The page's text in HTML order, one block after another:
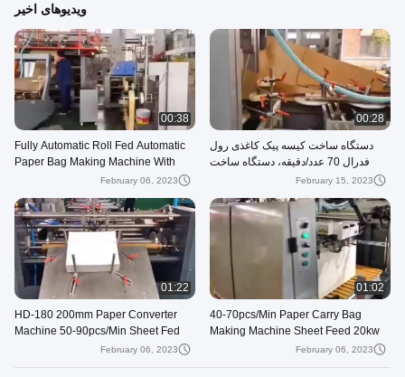
ویدیوهای اخیر
00:28
دستگاه ساخت کیسه پیک کاغذی رول
فدرال 70 عدد/دقیقه، دستگاه ساخت
کیسه پستی 80-250 میلی متر
February 15, 2023
00:38
Fully Automatic Roll Fed Automatic
Paper Bag Making Machine With
Twisted Handles 50-110Bags/Min
February 06, 2023
01:02
40-70pcs/Min Paper Carry Bag
Making Machine Sheet Feed 20kw
With Auto Top Folding System
February 06, 2023
01:22
HD-180 200mm Paper Converter
Machine 50-90pcs/Min Sheet Fed
Square Bottom Paper Bag Machine
February 06, 2023